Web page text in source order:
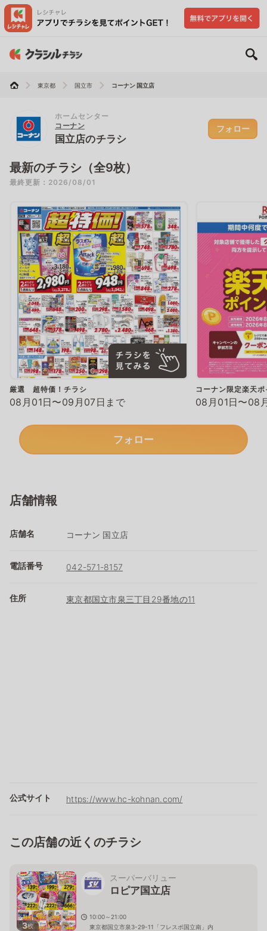
東京都 国立市 コーナン 国立店
ホームセンター
コーナン
国立店のチラシ
フォロー
最新のチラシ（全9枚）
最終更新：2026/08/01
厳選 超特価！チラシ
08月01日〜09月07日まで
コーナン限定楽天
08月01日〜08
フォロー
店舗情報
店舗名 コーナン 国立店
電話番号 042-571-8157
住所 東京都国立市泉三丁目29番地の11
公式サイト https://www.hc-kohnan.com/
この店舗の近くのチラシ
3枚
スーパーバリュー
ロピア国立店
10:00～21:00
東京都国立市泉3-29-11「フレスポ国立南」内